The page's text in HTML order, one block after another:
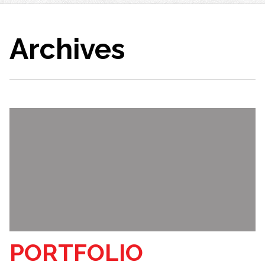
Archives
PORTFOLIO